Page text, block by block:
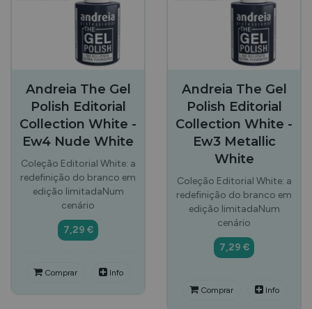
Andreia The Gel
Polish Editorial
Collection White -
Ew4 Nude White
Coleção Editorial White: a
redefinição do branco em
edição limitadaNum
cenário
7,29 €
Comprar Info
Andreia The Gel
Polish Editorial
Collection White -
Ew3 Metallic
White
Coleção Editorial White: a
redefinição do branco em
edição limitadaNum
cenário
7,29 €
Comprar Info